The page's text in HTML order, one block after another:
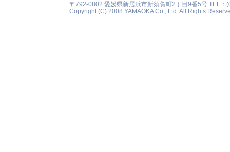
〒792-0802 愛媛県新居浜市新須賀町2丁目9番5号 TEL
Copyright (C) 2008 YAMAOKA Co., Ltd. All Rights